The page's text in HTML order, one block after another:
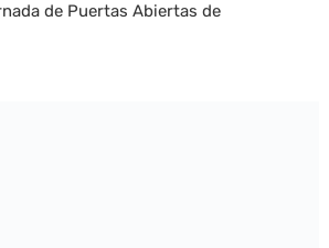
de Puertas Abiertas de